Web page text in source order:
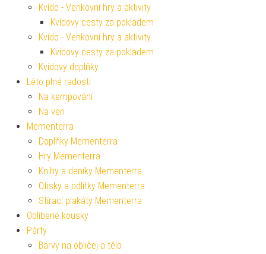
Kvído - Venkovní hry a aktivity
Kvídovy cesty za pokladem
Kvído - Venkovní hry a aktivity
Kvídovy cesty za pokladem
Kvídovy doplňky
Léto plné radosti
Na kempování
Na ven
Mementerra
Doplňky Mementerra
Hry Mementerra
Knihy a deníky Mementerra
Otisky a odlitky Mementerra
Stírací plakáty Mementerra
Oblíbené kousky
Párty
Barvy na obličej a tělo